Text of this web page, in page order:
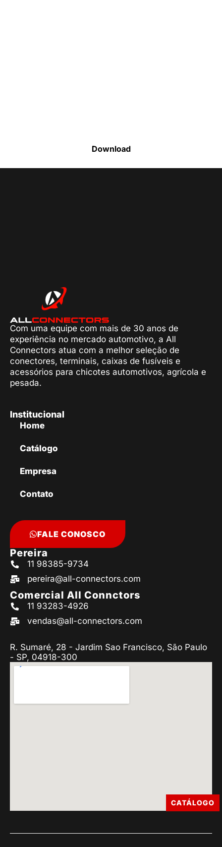
Download
Com uma equipe com mais de 30 anos de
experiência no mercado automotivo, a All
Connectors atua com a melhor seleção de
conectores, terminais, caixas de fusíveis e
acessórios para chicotes automotivos, agrícola e
pesada.
Institucional
Home
Catálogo
Empresa
Contato
FALE CONOSCO
Pereira
11 98385-9734
pereira@all-connectors.com
Comercial All Connctors
11 93283-4926
vendas@all-connectors.com
R. Sumaré, 28 - Jardim Sao Francisco, São Paulo
- SP, 04918-300
CATÁLOGO